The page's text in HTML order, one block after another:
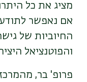
מציג את כל
אם נאפשר
החיוביות של
והפוטנציאל
פרופ' בר,